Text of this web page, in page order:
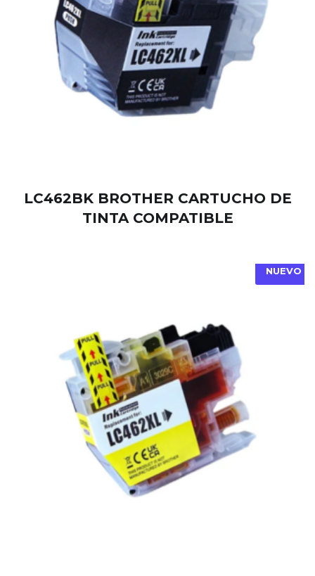
LC462BK BROTHER CARTUCHO DE
TINTA COMPATIBLE
NUEVO